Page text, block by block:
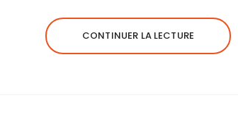
CONTINUER LA LECTURE